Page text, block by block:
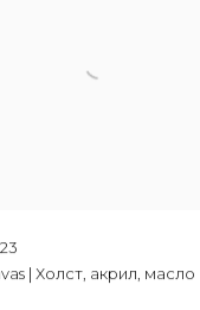
| Холст, акрил, масло